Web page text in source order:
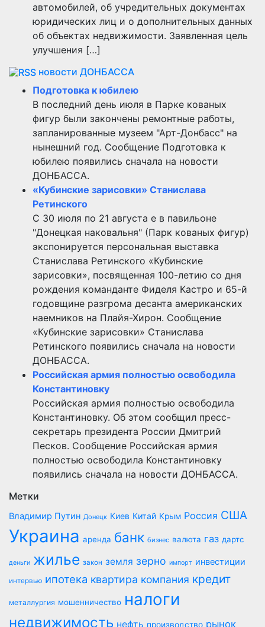
автомобилей, об учредительных документах
юридических лиц и о дополнительных данных
об объектах недвижимости. Заявленная цель
улучшения […]
новости ДОНБАССА
Подготовка к юбилею
В последний день июля в Парке кованых
фигур были закончены ремонтные работы,
запланированные музеем "Арт-Донбасс" на
нынешний год. Сообщение Подготовка к
юбилею появились сначала на новости
ДОНБАССА.
«Кубинские зарисовки» Станислава
Ретинского
С 30 июля по 21 августа е в павильоне
"Донецкая наковальня" (Парк кованых фигур)
экспонируется персональная выставка
Станислава Ретинского «Кубинские
зарисовки», посвященная 100-летию со дня
рождения команданте Фиделя Кастро и 65-й
годовщине разгрома десанта американских
наемников на Плайя-Хирон. Сообщение
«Кубинские зарисовки» Станислава
Ретинского появились сначала на новости
ДОНБАССА.
Российская армия полностью освободила
Константиновку
Российская армия полностью освободила
Константиновку. Об этом сообщил пресс-
секретарь президента России Дмитрий
Песков. Сообщение Российская армия
полностью освободила Константиновку
появились сначала на новости ДОНБАССА.
Метки
Владимир Путин Донецк Киев Китай Крым Россия США
Украина аренда банк бизнес валюта газ дартс
деньги жилье закон земля зерно импорт инвестиции
интервью ипотека квартира компания кредит
металлургия мошенничество налоги
недвижимость нефть производство рынок